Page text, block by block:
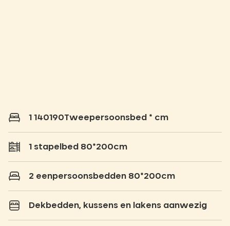
1 140190Tweepersoonsbed * cm
1 stapelbed 80*200cm
2 eenpersoonsbedden 80*200cm
Dekbedden, kussens en lakens aanwezig